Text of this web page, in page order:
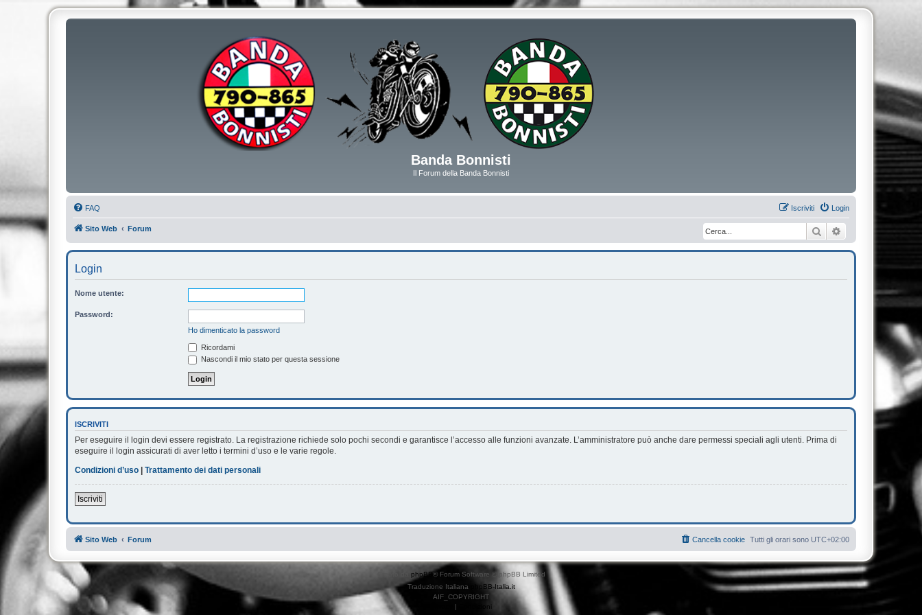
Banda Bonnisti
Il Forum della Banda Bonnisti
FAQ Login
Iscriviti
Sito Web Forum Cerca Ricerca avanzata
Login
Nome utente:
Password:
Ho dimenticato la password
Ricordami
Nascondi il mio stato per questa sessione
ISCRIVITI
Per eseguire il login devi essere registrato. La registrazione richiede solo pochi secondi e garantisce l’accesso alle funzioni avanzate. L’amministratore può anche dare permessi speciali agli utenti. Prima di
eseguire il login assicurati di aver letto i termini d’uso e le varie regole.
Condizioni d’uso
Trattamento dei dati personali
Iscriviti
Sito Web Forum Tutti gli orari sono UTC+02:00
Cancella cookie
phpBB® Forum Software © phpBB Limited
Traduzione Italiana
phpBB-Italia.it
AIF_COPYRIGHT
| Condizioni